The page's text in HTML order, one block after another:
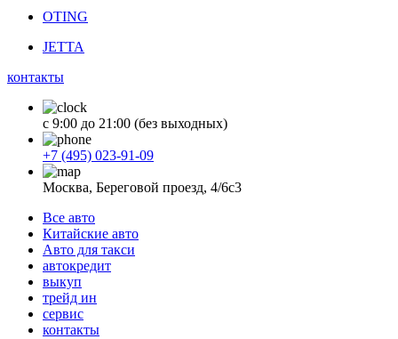
OTING
JETTA
контакты
с 9:00 до 21:00 (без выходных)
+7 (495) 023-91-09
Москва, Береговой проезд, 4/6с3
Все авто
Китайские авто
Авто для такси
автокредит
выкуп
трейд ин
сервис
контакты